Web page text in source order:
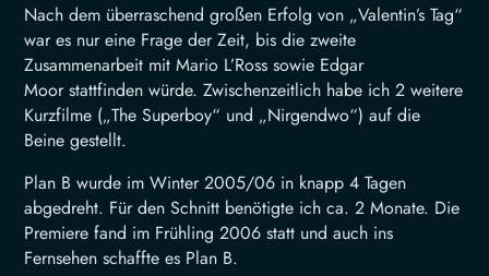
Nach dem überraschend großen Erfolg von „Valentin’s Tag“
war es nur eine Frage der Zeit, bis die zweite
Zusammenarbeit mit Mario L’Ross sowie Edgar
Moor stattfinden würde. Zwischenzeitlich habe ich 2 weitere
Kurzfilme („The Superboy“ und „Nirgendwo“) auf die
Beine gestellt.
Plan B wurde im Winter 2005/06 in knapp 4 Tagen
abgedreht. Für den Schnitt benötigte ich ca. 2 Monate. Die
Premiere fand im Frühling 2006 statt und auch ins
Fernsehen schaffte es Plan B.